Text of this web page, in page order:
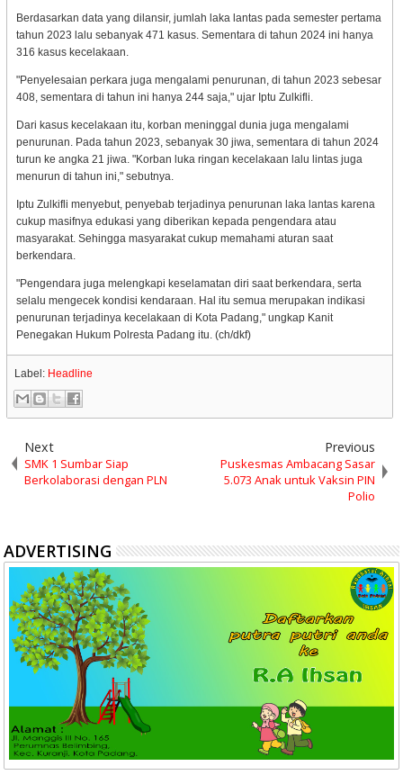
Berdasarkan data yang dilansir, jumlah laka lantas pada semester pertama
tahun 2023 lalu sebanyak 471 kasus. Sementara di tahun 2024 ini hanya
316 kasus kecelakaan.
"Penyelesaian perkara juga mengalami penurunan, di tahun 2023 sebesar
408, sementara di tahun ini hanya 244 saja," ujar Iptu Zulkifli.
Dari kasus kecelakaan itu, korban meninggal dunia juga mengalami
penurunan. Pada tahun 2023, sebanyak 30 jiwa, sementara di tahun 2024
turun ke angka 21 jiwa. "Korban luka ringan kecelakaan lalu lintas juga
menurun di tahun ini," sebutnya.
Iptu Zulkifli menyebut, penyebab terjadinya penurunan laka lantas karena
cukup masifnya edukasi yang diberikan kepada pengendara atau
masyarakat. Sehingga masyarakat cukup memahami aturan saat
berkendara.
"Pengendara juga melengkapi keselamatan diri saat berkendara, serta
selalu mengecek kondisi kendaraan. Hal itu semua merupakan indikasi
penurunan terjadinya kecelakaan di Kota Padang," ungkap Kanit
Penegakan Hukum Polresta Padang itu. (ch/dkf)
Label: Headline
Next
SMK 1 Sumbar Siap
Berkolaborasi dengan PLN
Previous
Puskesmas Ambacang Sasar
5.073 Anak untuk Vaksin PIN
Polio
ADVERTISING